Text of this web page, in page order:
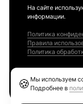
На сайте
информации.
Политика
Правила
Политика
🍪 Мы используем
Подробнее в
Ethereum GAS